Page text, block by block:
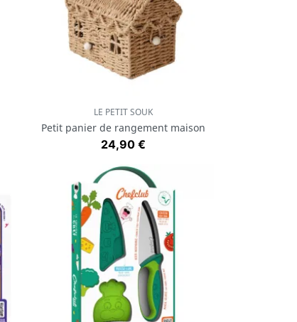
Aperçu rapide
LE PETIT SOUK
Petit panier de rangement maison
Prix
24,90 €